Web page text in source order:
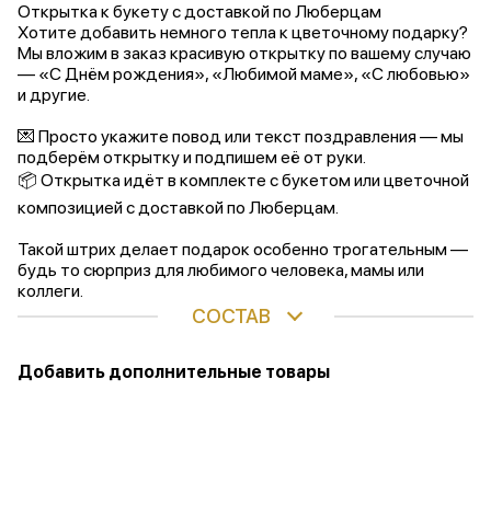
Открытка к букету с доставкой по Люберцам
Хотите добавить немного тепла к цветочному подарку?
Мы вложим в заказ красивую открытку по вашему случаю
— «С Днём рождения», «Любимой маме», «С любовью»
и другие.
💌 Просто укажите повод или текст поздравления — мы
подберём открытку и подпишем её от руки.
📦 Открытка идёт в комплекте с букетом или цветочной
композицией с доставкой по Люберцам.
Такой штрих делает подарок особенно трогательным —
будь то сюрприз для любимого человека, мамы или
коллеги.
СОСТАВ
Добавить дополнительные товары